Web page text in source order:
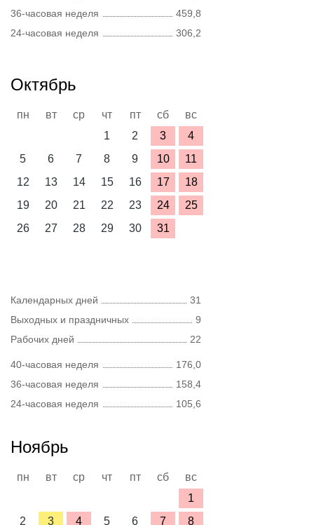
36-часовая неделя
459,8
24-часовая неделя
306,2
Октябрь
пн вт ср чт пт сб
вс
1
2 3
4
5
6 7 8 9 10
11
12
13 14 15 16 17
18
19
20 21 22 23 24
25
26
27 28 29 30 31
Календарных дней
31
Выходных и праздничных
9
Рабочих дней
22
40-часовая неделя
176,0
36-часовая неделя
158,4
24-часовая неделя
105,6
Ноябрь
пн вт ср чт пт сб
вс
1
2
3 4 5 6 7 8